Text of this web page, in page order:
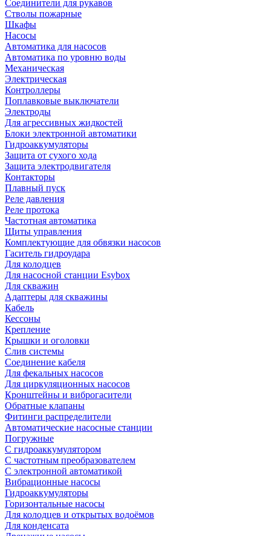
Соединители для рукавов
Стволы пожарные
Шкафы
Насосы
Автоматика для насосов
Автоматика по уровню воды
Механическая
Электрическая
Контроллеры
Поплавковые выключатели
Электроды
Для агрессивных жидкостей
Блоки электронной автоматики
Гидроаккумуляторы
Защита от сухого хода
Защита электродвигателя
Контакторы
Плавный пуск
Реле давления
Реле протока
Частотная автоматика
Щиты управления
Комплектующие для обвязки насосов
Гаситель гидроудара
Для колодцев
Для насосной станции Esybox
Для скважин
Адаптеры для скважины
Кабель
Кессоны
Крепление
Крышки и оголовки
Слив системы
Соединение кабеля
Для фекальных насосов
Для циркуляционных насосов
Кронштейны и виброгасители
Обратные клапаны
Фитинги распределители
Автоматические насосные станции
Погружные
С гидроаккумулятором
С частотным преобразователем
С электронной автоматикой
Вибрационные насосы
Гидроаккумуляторы
Горизонтальные насосы
Для колодцев и открытых водоёмов
Для конденсата